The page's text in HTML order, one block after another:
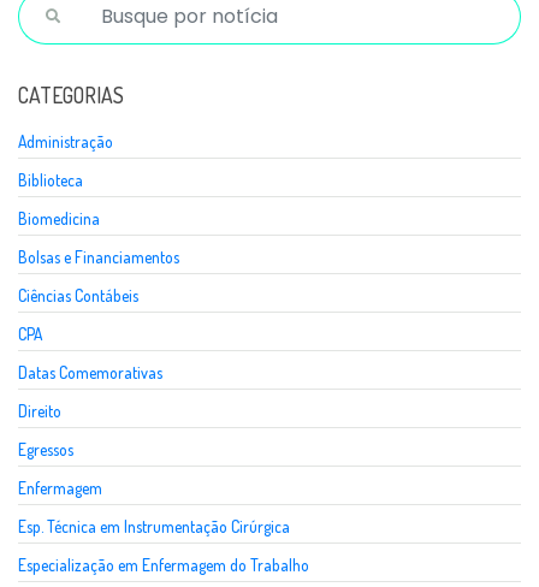
CATEGORIAS
Administração
Biblioteca
Biomedicina
Bolsas e Financiamentos
Ciências Contábeis
CPA
Datas Comemorativas
Direito
Egressos
Enfermagem
Esp. Técnica em Instrumentação Cirúrgica
Especialização em Enfermagem do Trabalho